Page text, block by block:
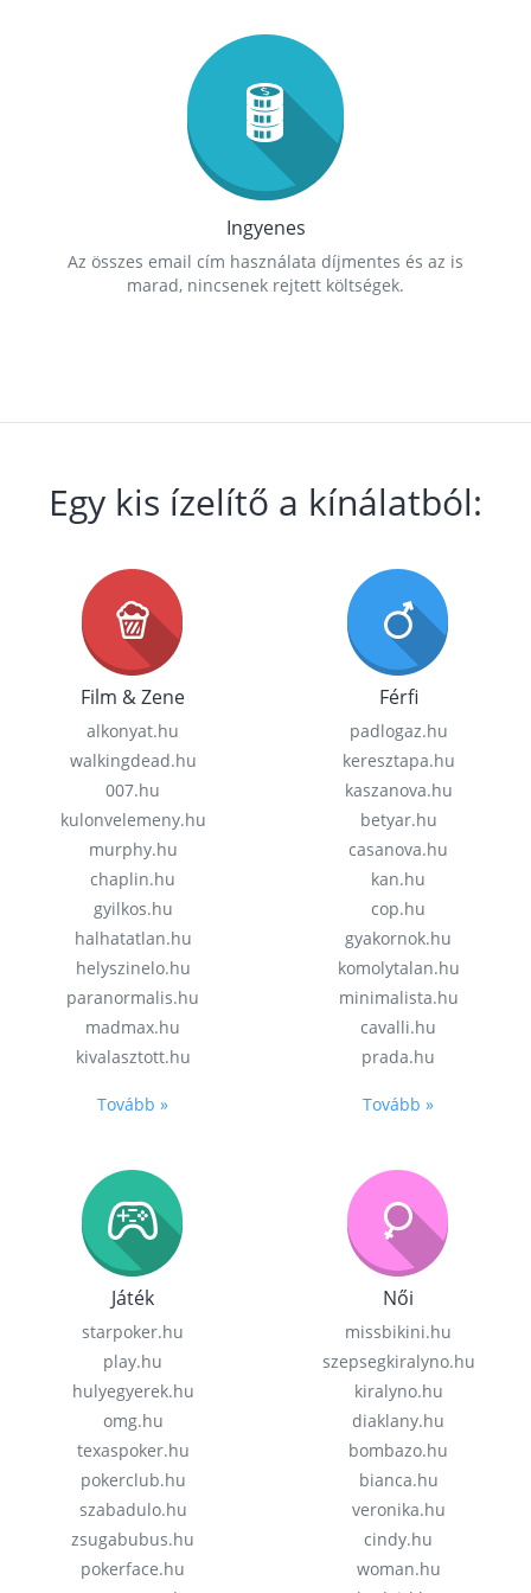
Ingyenes
Az összes email cím használata díjmentes és az is
marad, nincsenek rejtett költségek.
Egy kis ízelítő a kínálatból:
Film & Zene
alkonyat.hu
walkingdead.hu
007.hu
kulonvelemeny.hu
murphy.hu
chaplin.hu
gyilkos.hu
halhatatlan.hu
helyszinelo.hu
paranormalis.hu
madmax.hu
kivalasztott.hu
Tovább »
Férfi
padlogaz.hu
keresztapa.hu
kaszanova.hu
betyar.hu
casanova.hu
kan.hu
cop.hu
gyakornok.hu
komolytalan.hu
minimalista.hu
cavalli.hu
prada.hu
Tovább »
Játék
starpoker.hu
play.hu
hulyegyerek.hu
omg.hu
texaspoker.hu
pokerclub.hu
szabadulo.hu
zsugabubus.hu
pokerface.hu
Női
missbikini.hu
szepsegkiralyno.hu
kiralyno.hu
diaklany.hu
bombazo.hu
bianca.hu
veronika.hu
cindy.hu
woman.hu